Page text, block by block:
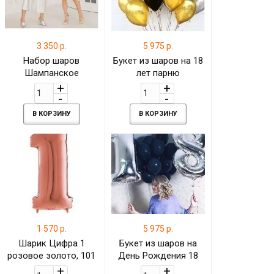
3 350 р.
Набор шаров
Шампанское
В КОРЗИНУ
5 975 р.
Букет из шаров на 18
лет парню
В КОРЗИНУ
1 570 р.
Шарик Цифра 1
розовое золото, 101
см
5 975 р.
Букет из шаров на
День Рождения 18
лет